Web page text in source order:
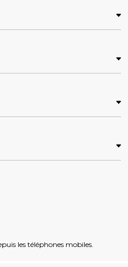
les téléphones mobiles.